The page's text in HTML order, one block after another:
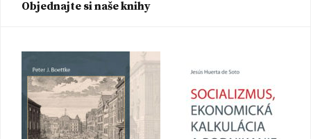
Objednajte si naše knihy